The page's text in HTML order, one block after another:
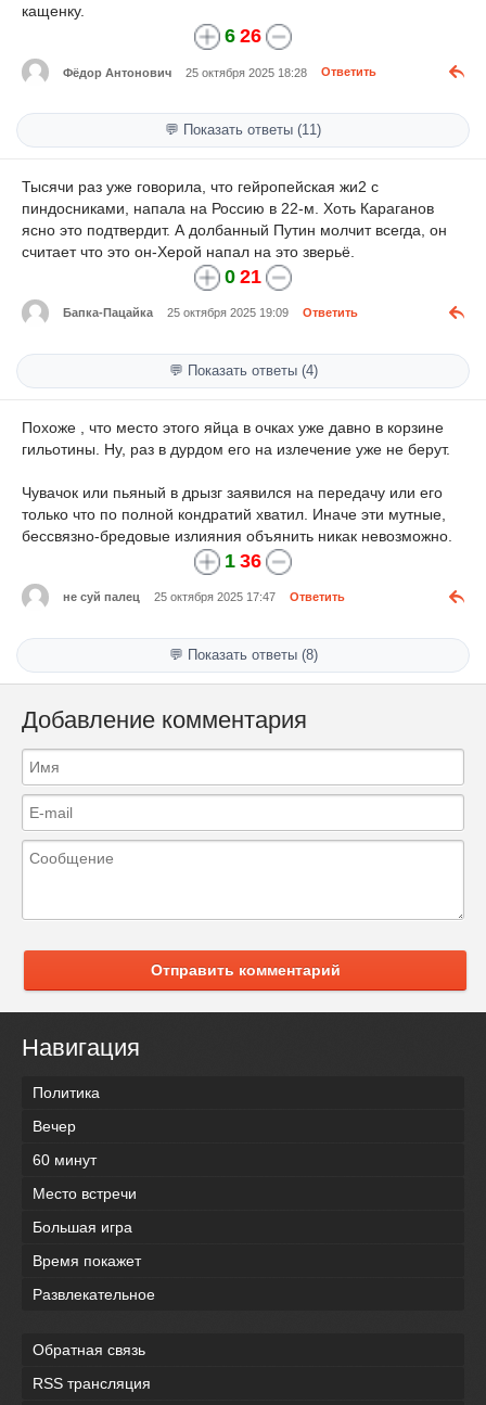
кащенку.
6 26
Фёдор Антонович 25 октября 2025 18:28 Ответить
💬 Показать ответы (11)
Тысячи раз уже говорила, что гейропейская жи2 с
пиндосниками, напала на Россию в 22-м. Хоть Караганов
ясно это подтвердит. А долбанный Путин молчит всегда, он
считает что это он-Херой напал на это зверьё.
0 21
Бапка-Пацайка 25 октября 2025 19:09 Ответить
💬 Показать ответы (4)
Похоже , что место этого яйца в очках уже давно в корзине
гильотины. Ну, раз в дурдом его на излечение уже не берут.
Чувачок или пьяный в дрызг заявился на передачу или его
только что по полной кондратий хватил. Иначе эти мутные,
бессвязно-бредовые излияния объянить никак невозможно.
1 36
не суй палец 25 октября 2025 17:47 Ответить
💬 Показать ответы (8)
Добавление комментария
Отправить комментарий
Навигация
Политика
Вечер
60 минут
Место встречи
Большая игра
Время покажет
Развлекательное
Обратная связь
RSS трансляция